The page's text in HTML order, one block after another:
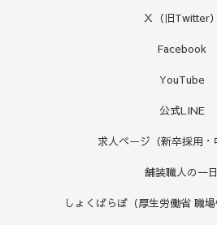
Ｘ（旧Twitter）
Facebook
YouTube
公式LINE
求人ページ（新卒採用・
舗装職人の一日
しょくばらぼ（厚生労働省 職場